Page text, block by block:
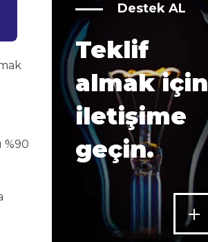
%90
Destek AL
Teklif
almak için
iletişime
geçin.